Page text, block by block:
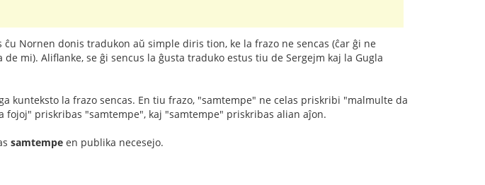
Nornen donis tradukon aŭ simple diris tion, ke la frazo ne sencas (ĉar ĝi ne
mi). Aliflanke, se ĝi sencus la ĝusta traduko estus tiu de Sergejm kaj la Gugla
kunteksto la frazo sencas. En tiu frazo, "samtempe" ne celas priskribi "malmulte da
priskribas "samtempe", kaj "samtempe" priskribas alian aĵon.
samtempe en publika necesejo.